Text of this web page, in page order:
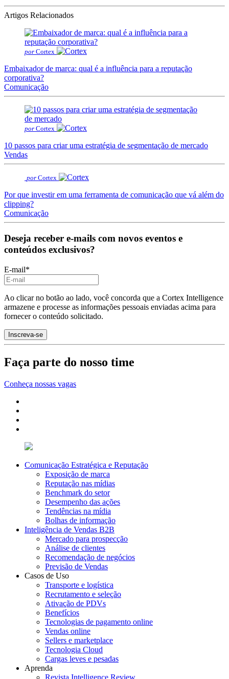
Artigos Relacionados
por Cortex
Embaixador de marca: qual é a influência para a reputação
corporativa?
Comunicação
por Cortex
10 passos para criar uma estratégia de segmentação de mercado
Vendas
por Cortex
Por que investir em uma ferramenta de comunicação que vá além do
clipping?
Comunicação
Deseja receber e-mails com novos eventos e
conteúdos exclusivos?
E-mail*
Ao clicar no botão ao lado, você concorda que a Cortex Intelligence
armazene e processe as informações pessoais enviadas acima para
fornecer o conteúdo solicitado.
Faça parte do nosso time
Conheça nossas vagas
Comunicação Estratégica e Reputação
Exposição de marca
Reputação nas mídias
Benchmark do setor
Desempenho das ações
Tendências na mídia
Bolhas de informação
Inteligência de Vendas B2B
Mercado para prospecção
Análise de clientes
Recomendação de negócios
Previsão de Vendas
Casos de Uso
Transporte e logística
Recrutamento e seleção
Ativação de PDVs
Benefícios
Tecnologias de pagamento online
Vendas online
Sellers e marketplace
Tecnologia Cloud
Cargas leves e pesadas
Aprenda
Revista Intelligence Review